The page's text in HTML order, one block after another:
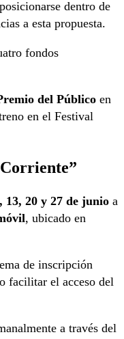
dentro de
a esta propuesta.
fondos
del Público en
en el Festival
13, 20 y 27 de junio a
, ubicado en
de inscripción
facilitar el acceso del
a través del